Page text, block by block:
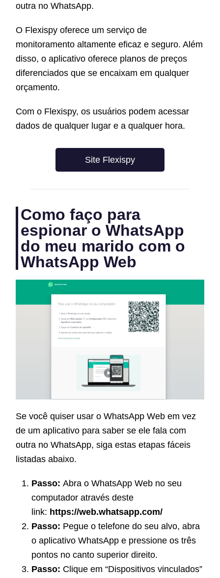
outra no WhatsApp.
O Flexispy oferece um serviço de
monitoramento altamente eficaz e seguro. Além
disso, o aplicativo oferece planos de preços
diferenciados que se encaixam em qualquer
orçamento.
Com o Flexispy, os usuários podem acessar
dados de qualquer lugar e a qualquer hora.
Site Flexispy
Como faço para
espionar o WhatsApp
do meu marido com o
WhatsApp Web
Se você quiser usar o WhatsApp Web em vez
de um aplicativo para saber se ele fala com
outra no WhatsApp, siga estas etapas fáceis
listadas abaixo.
Passo: Abra o WhatsApp Web no seu
computador através deste
link: https://web.whatsapp.com/
Passo: Pegue o telefone do seu alvo, abra
o aplicativo WhatsApp e pressione os três
pontos no canto superior direito.
Passo: Clique em “Dispositivos vinculados”